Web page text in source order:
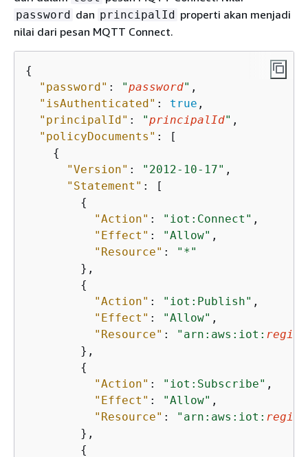
password dan principalId properti akan menjadi
nilai dari pesan MQTT Connect.
{
"password" : "password" ,
"isAuthenticated" : true ,
"principalId" : "principalId" ,
"policyDocuments" : [
{
"Version" : "2012-10-17" ,
"Statement" : [
{
"Action" : "iot:Connect" ,
"Effect" : "Allow" ,
"Resource" :
"*"
        },
{
"Action" : "iot:Publish" ,
"Effect" : "Allow" ,
"Resource" : "arn:aws:iot: region
        },
{
"Action" : "iot:Subscribe" ,
"Effect" : "Allow" ,
"Resource" : "arn:aws:iot: region
        },
{